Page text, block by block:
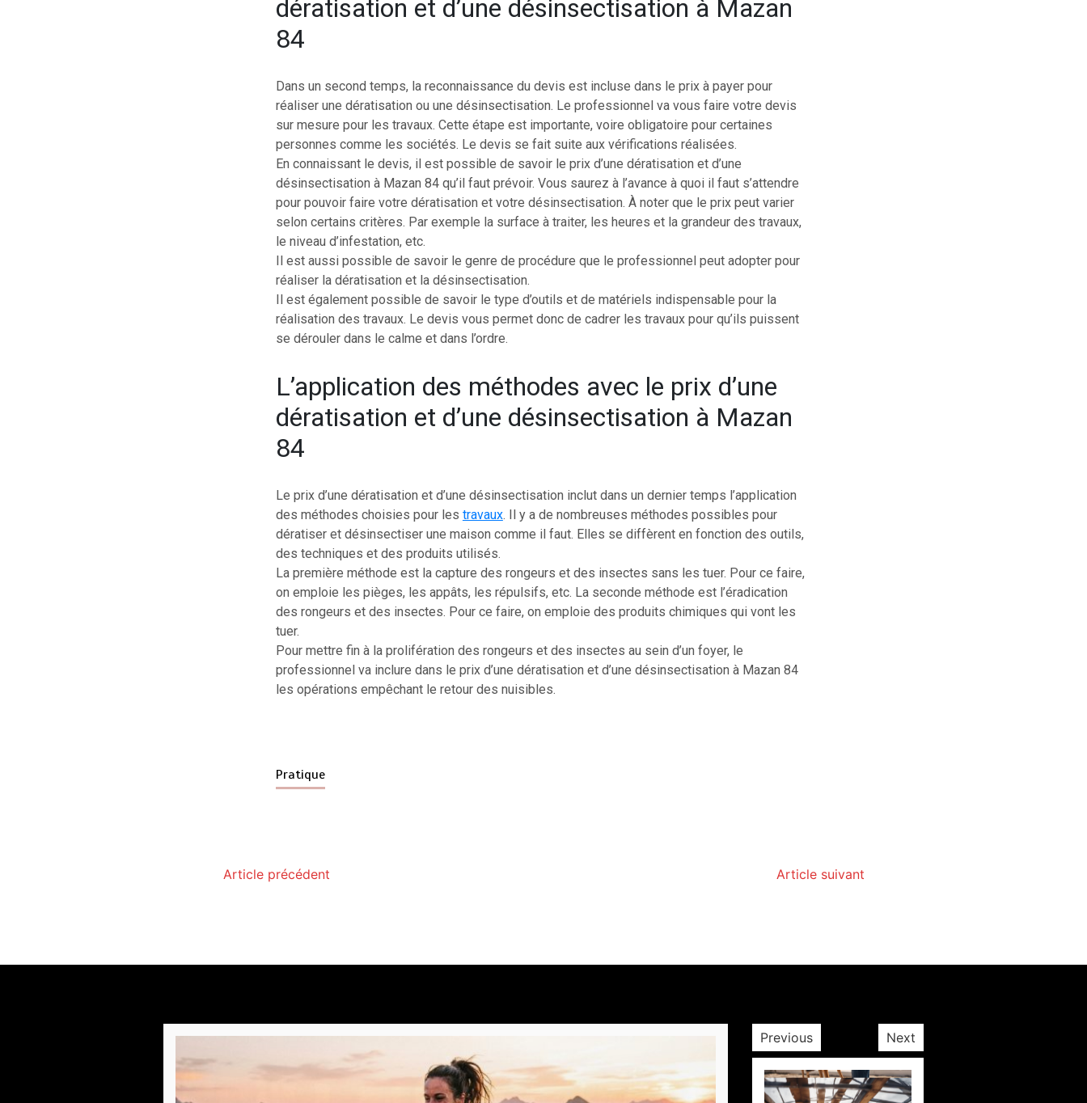
dératisation et d’une désinsectisation à Mazan
84
Dans un second temps, la reconnaissance du devis est incluse dans le prix à payer pour
réaliser une dératisation ou une désinsectisation. Le professionnel va vous faire votre devis
sur mesure pour les travaux. Cette étape est importante, voire obligatoire pour certaines
personnes comme les sociétés. Le devis se fait suite aux vérifications réalisées.
En connaissant le devis, il est possible de savoir le prix d’une dératisation et d’une
désinsectisation à Mazan 84 qu’il faut prévoir. Vous saurez à l’avance à quoi il faut s’attendre
pour pouvoir faire votre dératisation et votre désinsectisation. À noter que le prix peut varier
selon certains critères. Par exemple la surface à traiter, les heures et la grandeur des travaux,
le niveau d’infestation, etc.
Il est aussi possible de savoir le genre de procédure que le professionnel peut adopter pour
réaliser la dératisation et la désinsectisation.
Il est également possible de savoir le type d’outils et de matériels indispensable pour la
réalisation des travaux. Le devis vous permet donc de cadrer les travaux pour qu’ils puissent
se dérouler dans le calme et dans l’ordre.
L’application des méthodes avec le prix d’une
dératisation et d’une désinsectisation à Mazan
84
Le prix d’une dératisation et d’une désinsectisation inclut dans un dernier temps l’application
des méthodes choisies pour les travaux. Il y a de nombreuses méthodes possibles pour
dératiser et désinsectiser une maison comme il faut. Elles se diffèrent en fonction des outils,
des techniques et des produits utilisés.
La première méthode est la capture des rongeurs et des insectes sans les tuer. Pour ce faire,
on emploie les pièges, les appâts, les répulsifs, etc. La seconde méthode est l’éradication
des rongeurs et des insectes. Pour ce faire, on emploie des produits chimiques qui vont les
tuer.
Pour mettre fin à la prolifération des rongeurs et des insectes au sein d’un foyer, le
professionnel va inclure dans le prix d’une dératisation et d’une désinsectisation à Mazan 84
les opérations empêchant le retour des nuisibles.
Pratique
Article précédent Article suivant
Previous Next